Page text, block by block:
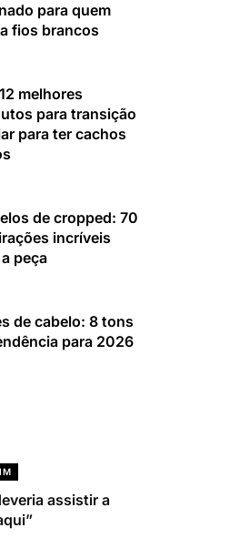
para quem
fios brancos
melhores
para transição
para ter cachos
de cropped: 70
incríveis
peça
de cabelo: 8 tons
para 2026
assistir a